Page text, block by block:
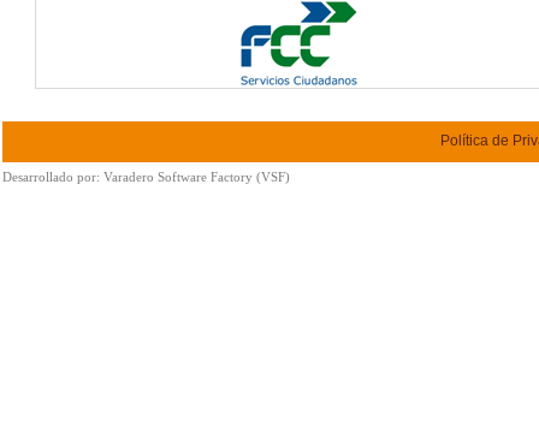
Política de
Desarrollado por: Varadero Software Factory (VSF)